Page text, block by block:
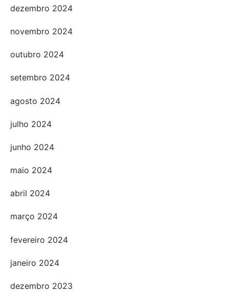
dezembro 2024
novembro 2024
outubro 2024
setembro 2024
agosto 2024
julho 2024
junho 2024
maio 2024
abril 2024
março 2024
fevereiro 2024
janeiro 2024
dezembro 2023